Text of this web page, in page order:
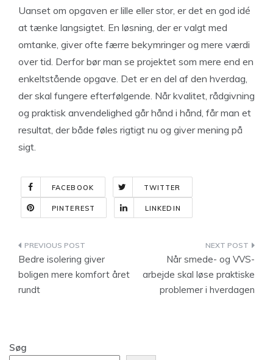
Uanset om opgaven er lille eller stor, er det en god idé
at tænke langsigtet. En løsning, der er valgt med
omtanke, giver ofte færre bekymringer og mere værdi
over tid. Derfor bør man se projektet som mere end en
enkeltstående opgave. Det er en del af den hverdag,
der skal fungere efterfølgende. Når kvalitet, rådgivning
og praktisk anvendelighed går hånd i hånd, får man et
resultat, der både føles rigtigt nu og giver mening på
sigt.
FACEBOOK TWITTER
PINTEREST LINKEDIN
Indlægsnavigation
Bedre isolering giver
boligen mere komfort året
rundt
Når smede- og VVS-
arbejde skal løse praktiske
problemer i hverdagen
Søg